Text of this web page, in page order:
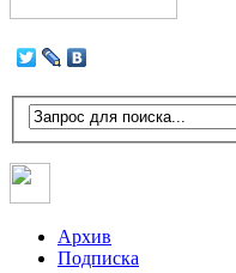
Архив
Подписка